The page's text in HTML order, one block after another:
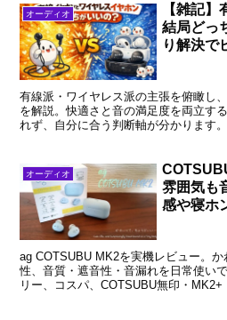
オーディオ
【雑記】
結局どっ
り解決で
有線派・ワイヤレス派の主張を俯瞰し
を解説。快適さと音の満足度を両立す
れず、自分に合う判断軸が分かります。
オーディオ
雰囲気も
感や寝ホ
ag COTSUBU MK2を実機レビュー。
性、音質・遮音性・音漏れを日常使い
リー、コスパ、COTSUBU無印・